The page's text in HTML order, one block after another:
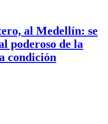
al Medellín: se
poderoso de la
condición